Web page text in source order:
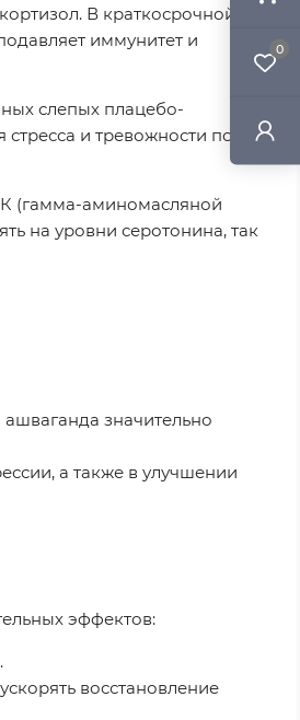
0
В краткосрочной
иммунитет и
слепых плацебо-
и тревожности по
(гамма-аминомасляной
на уровни серотонина, так
значительно
а также в улучшении
эффектов:
восстановление